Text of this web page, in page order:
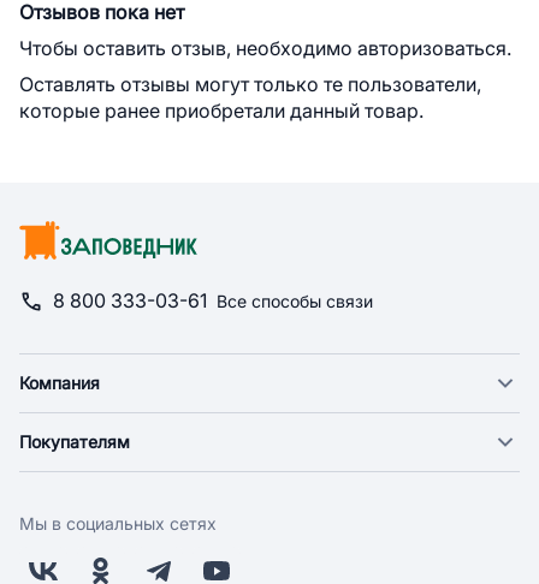
Отзывов пока нет
Чтобы оставить отзыв, необходимо авторизоваться.
Оставлять отзывы могут только те пользователи,
которые ранее приобретали данный товар.
8 800 333-03-61 Все способы связи
Компания
Новости
Поставщикам
Заводчикам
Покупателям
Оплата
Бонусная программа
Мы в социальных сетях